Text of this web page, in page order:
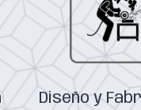
Diseño y